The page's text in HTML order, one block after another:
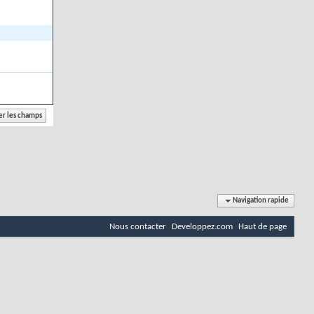
Navigation rapide
Nous contacter Developpez.com Haut de page